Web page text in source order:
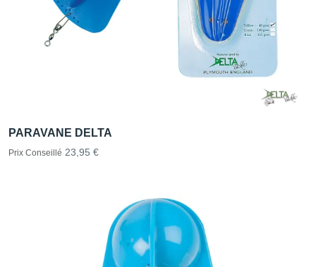
PARAVANE DELTA
Prix Conseillé 23,95 €